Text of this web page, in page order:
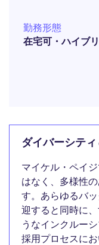
勤務形態
在宅可・ハイブ
ダイバーシテ
マイケル・ペイ
はなく、多様性
す。あらゆるバ
迎すると同時に
うなインクルー
採用プロセスに